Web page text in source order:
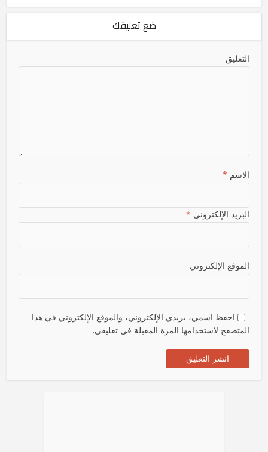
ضع تعليقك
التعليق
الاسم *
البريد الإلكتروني *
الموقع الإلكتروني
احفظ اسمي، بريدي الإلكتروني، والموقع الإلكتروني في هذا
المتصفح لاستخدامها المرة المقبلة في تعليقي.